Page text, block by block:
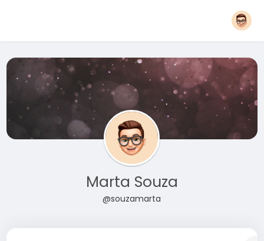
Marta Souza
@souzamarta